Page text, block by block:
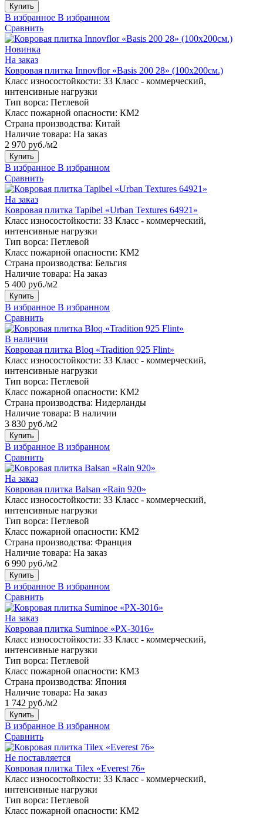
Купить
В избранное В избранном
Сравнить
Новинка
На заказ
Ковровая плитка Innovflor «Basis 200 28» (100х200см.)
Класс износостойкости: 33 Класс - коммерческий,
интенсивные нагрузки
Тип ворса: Петлевой
Класс пожарной опасности: КМ2
Страна производства: Китай
Наличие товара: На заказ
2 970 руб./м2
Купить
В избранное В избранном
Сравнить
На заказ
Ковровая плитка Tapibel «Urban Textures 64921»
Класс износостойкости: 33 Класс - коммерческий,
интенсивные нагрузки
Тип ворса: Петлевой
Класс пожарной опасности: КМ2
Страна производства: Бельгия
Наличие товара: На заказ
5 400 руб./м2
Купить
В избранное В избранном
Сравнить
В наличии
Ковровая плитка Bloq «Tradition 925 Flint»
Класс износостойкости: 33 Класс - коммерческий,
интенсивные нагрузки
Тип ворса: Петлевой
Класс пожарной опасности: КМ2
Страна производства: Нидерланды
Наличие товара: В наличии
3 830 руб./м2
Купить
В избранное В избранном
Сравнить
На заказ
Ковровая плитка Balsan «Rain 920»
Класс износостойкости: 33 Класс - коммерческий,
интенсивные нагрузки
Тип ворса: Петлевой
Класс пожарной опасности: КМ2
Страна производства: Франция
Наличие товара: На заказ
6 990 руб./м2
Купить
В избранное В избранном
Сравнить
На заказ
Ковровая плитка Suminoe «PX-3016»
Класс износостойкости: 33 Класс - коммерческий,
интенсивные нагрузки
Тип ворса: Петлевой
Класс пожарной опасности: КМ3
Страна производства: Япония
Наличие товара: На заказ
1 742 руб./м2
Купить
В избранное В избранном
Сравнить
Не поставляется
Ковровая плитка Tilex «Everest 76»
Класс износостойкости: 33 Класс - коммерческий,
интенсивные нагрузки
Тип ворса: Петлевой
Класс пожарной опасности: КМ2